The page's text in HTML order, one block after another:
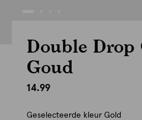
Double Drop
Goud
14.99
Geselecteerde kleur Gold